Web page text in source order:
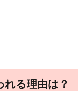
れる理由は？